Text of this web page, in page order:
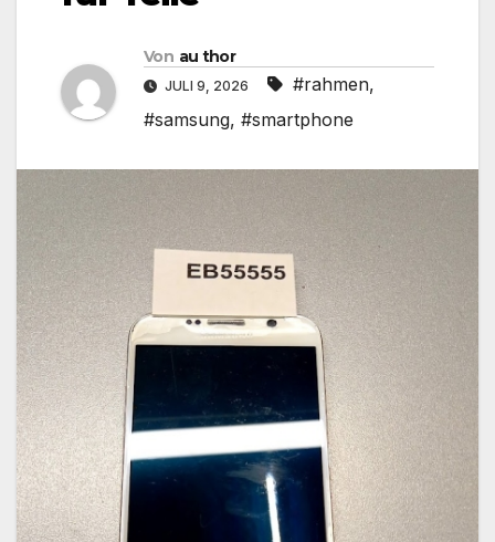
Von au thor
JULI 9, 2026 #rahmen,
#samsung, #smartphone